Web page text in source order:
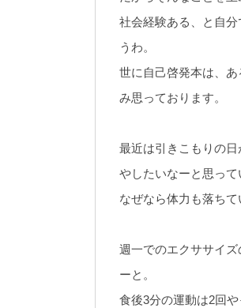
社会経験ある、と自
うわ。
世に自己啓発本は、
み思っております。
最近は引きこもりの
やしたいなーと思って
なぜなら体力も落ちて
週一でのエクササイ
ーと。
食後3分の運動は2回